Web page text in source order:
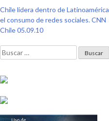
Navegación
de
entradas
Chile lidera dentro de Latinoamérica
el consumo de redes sociales. CNN
Chile 05.09.10
Buscar: